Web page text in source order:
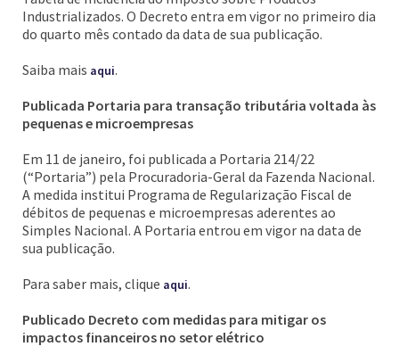
Industrializados. O Decreto entra em vigor no primeiro dia
do quarto mês contado da data de sua publicação.
Saiba mais aqui.
Publicada Portaria para transação tributária voltada às
pequenas e microempresas
Em 11 de janeiro, foi publicada a Portaria 214/22
(“Portaria”) pela Procuradoria-Geral da Fazenda Nacional.
A medida institui Programa de Regularização Fiscal de
débitos de pequenas e microempresas aderentes ao
Simples Nacional. A Portaria entrou em vigor na data de
sua publicação.
Para saber mais, clique aqui.
Publicado Decreto com medidas para mitigar os
impactos financeiros no setor elétrico